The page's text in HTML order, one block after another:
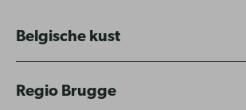
Belgische kust
Regio Brugge